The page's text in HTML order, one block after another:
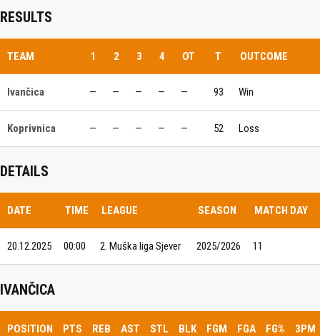
RESULTS
TEAM 1 2 3 4 OT T OUTCOME
Ivančica — — — — — 93 Win
Koprivnica — — — — — 52 Loss
DETAILS
DATE TIME LEAGUE SEASON MATCH DAY
20.12.2025 00:00 2. Muška liga Sjever 2025/2026 11
IVANČICA
POSITION PTS REB AST STL BLK FGM FGA FG% 3PM